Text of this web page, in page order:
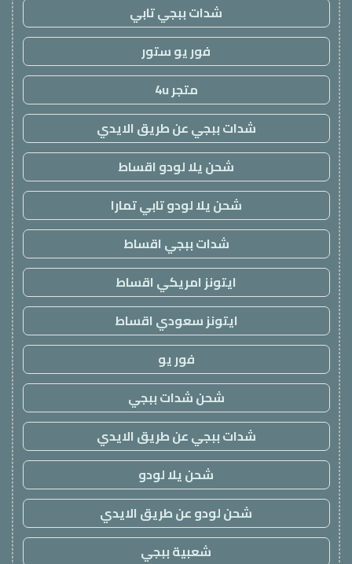
شدات ببجي تابي
فور يو ستور
متجر 4u
شدات ببجي عن طريق الايدي
شحن يلا لودو اقساط
شحن يلا لودو تابي تمارا
شدات ببجي اقساط
ايتونز امريكي اقساط
ايتونز سعودي اقساط
فور يو
شحن شدات ببجي
شدات ببجي عن طريق الايدي
شحن يلا لودو
شحن لودو عن طريق الايدي
شعبية ببجي